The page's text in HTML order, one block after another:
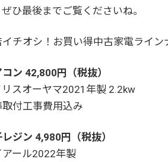
ひ最後までご覧くださいね。
イチオシ！お買い得中古家電ライン
ン 42,800円（税抜）
リスオーヤマ2021年製 2.2kw
付工事費用込み
ジン 4,980円（税抜）
アール2022年製